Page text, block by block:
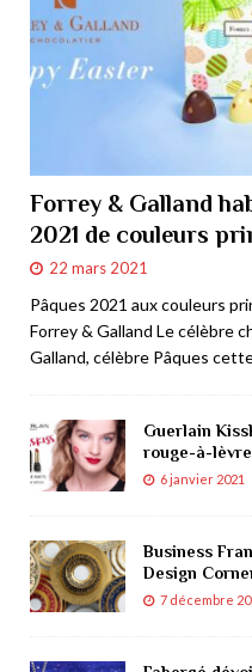
Forrey & Galland
2021 de couleurs
22 mars 2021
Pâques 2021 aux couleurs
Forrey & Galland Le célèbre
Galland, célèbre Pâques
Guerlain
rouge-à-
6 janvier 2021
Business
Design
7 décembre